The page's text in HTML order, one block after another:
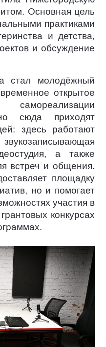
Основная цель
практиками
и детства,
и обсуждение
стал молодёжный
открытое
сюда приходят
здесь работают
а также
встреч и общения.
площадку
но и помогает
участия в
конкурсах